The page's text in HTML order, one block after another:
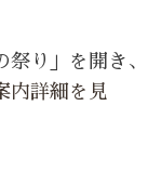
り」を開き、
内詳細を見